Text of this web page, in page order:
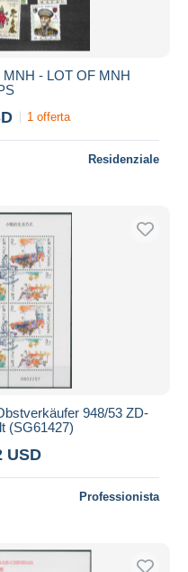
- LOT OF MNH
1 offerta
Residenziale
948/53 ZD-
(SG61427)
USD
Professionista